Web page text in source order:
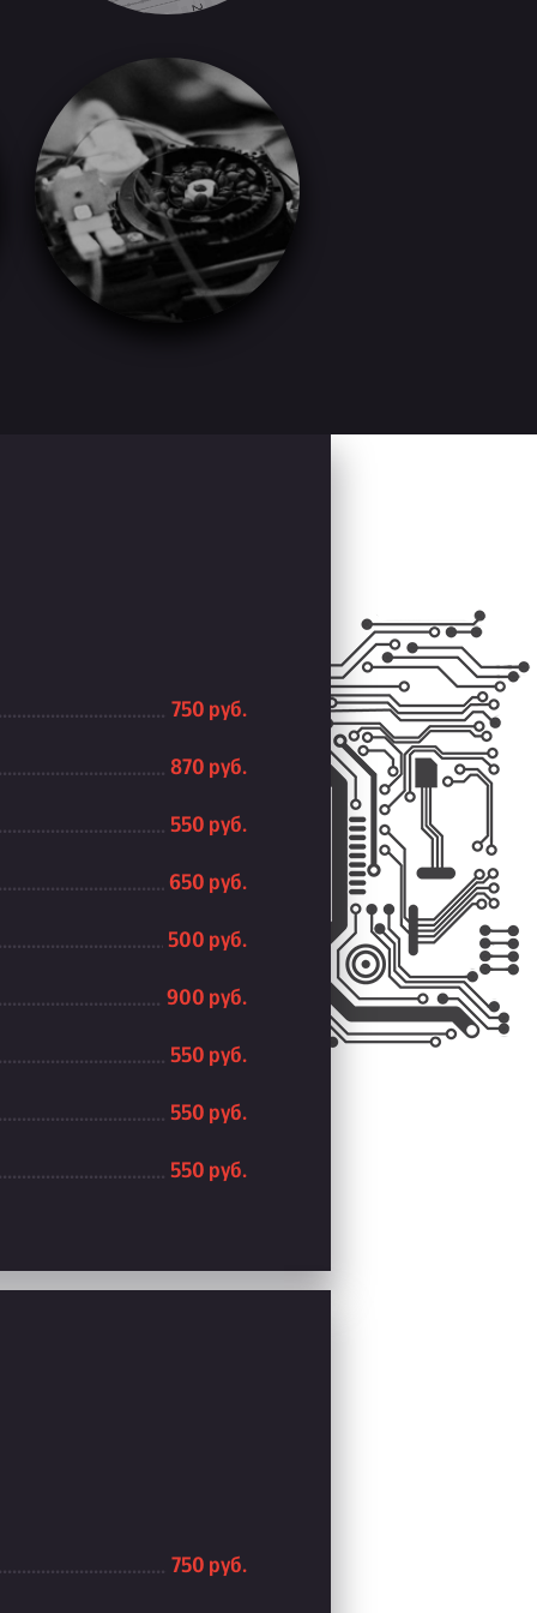
750 руб.
870 руб.
550 руб.
650 руб.
500 руб.
900 руб.
550 руб.
550 руб.
550 руб.
750 руб.